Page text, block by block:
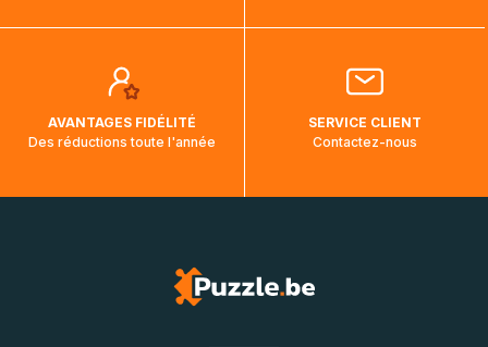
AVANTAGES FIDÉLITÉ
Des réductions toute l'année
SERVICE CLIENT
Contactez-nous